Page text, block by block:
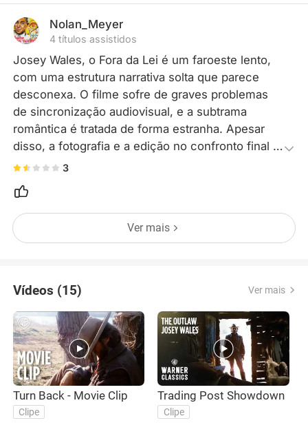
Nolan_Meyer
4 títulos assistidos
Josey Wales, o Fora da Lei é um faroeste lento,
com uma estrutura narrativa solta que parece
desconexa. O filme sofre de graves problemas
de sincronização audiovisual, e a subtrama
romântica é tratada de forma estranha. Apesar
disso, a fotografia e a edição no confronto final
são louváveis, com a exploração das tensões
filme.
3
Ver mais
Vídeos (15) Ver mais
Turn Back - Movie Clip
Clipe
Trading Post Showdown
Clipe